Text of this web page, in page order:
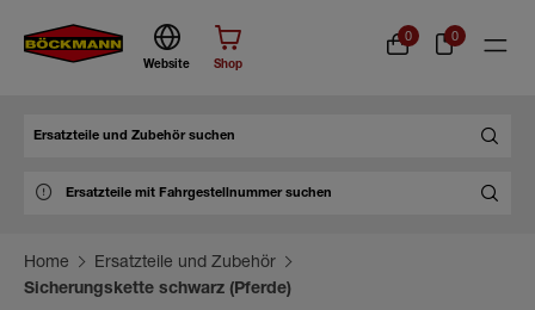
Website Shop
0 0
Home
Ersatzteile und Zubehör
Sicherungskette schwarz (Pferde)